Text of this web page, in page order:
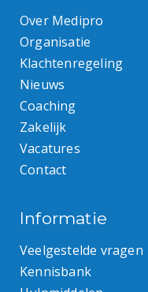
Over Medipro
Organisatie
Klachtenregeling
Nieuws
Coaching
Zakelijk
Vacatures
Contact
Informatie
Veelgestelde vragen
Kennisbank